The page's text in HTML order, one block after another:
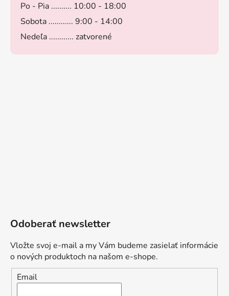
Po - Pia .......... 10:00 - 18:00
Sobota ............ 9:00 - 14:00
Nedeľa ............ zatvorené
Odoberať newsletter
Vložte svoj e-mail a my Vám budeme zasielať informácie
o nových produktoch na našom e-shope.
Email